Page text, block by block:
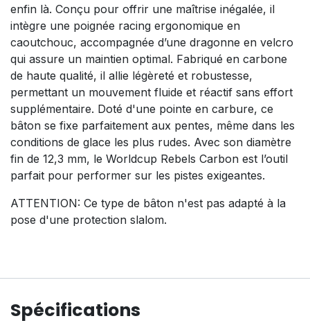
enfin là. Conçu pour offrir une maîtrise inégalée, il
intègre une poignée racing ergonomique en
caoutchouc, accompagnée d’une dragonne en velcro
qui assure un maintien optimal. Fabriqué en carbone
de haute qualité, il allie légèreté et robustesse,
permettant un mouvement fluide et réactif sans effort
supplémentaire. Doté d'une pointe en carbure, ce
bâton se fixe parfaitement aux pentes, même dans les
conditions de glace les plus rudes. Avec son diamètre
fin de 12,3 mm, le Worldcup Rebels Carbon est l’outil
parfait pour performer sur les pistes exigeantes.
ATTENTION: Ce type de bâton n'est pas adapté à la
pose d'une protection slalom.
Spécifications